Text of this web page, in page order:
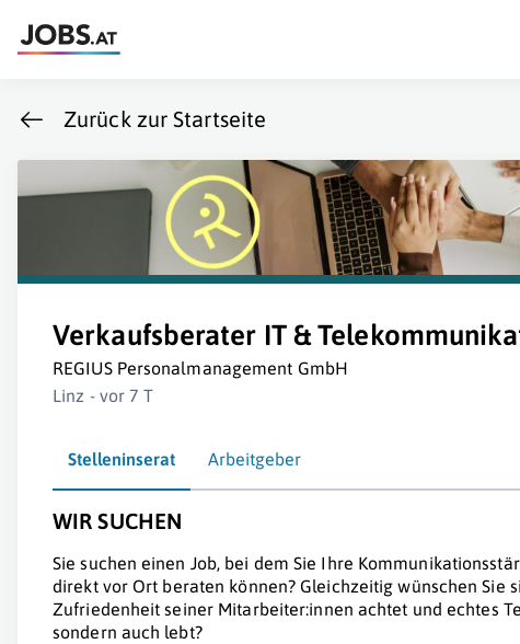
Zurück zur Startseite
Verkaufsberater IT &
REGIUS Personalmanagement GmbH
Linz - vor 7 T
Stelleninserat Arbeitgeber
WIR SUCHEN
Sie suchen einen Job, bei dem Sie Ihre
direkt vor Ort beraten können? Gleichzeitig wünschen Sie
Zufriedenheit seiner Mitarbeiter:innen achtet und echtes
sondern auch lebt?